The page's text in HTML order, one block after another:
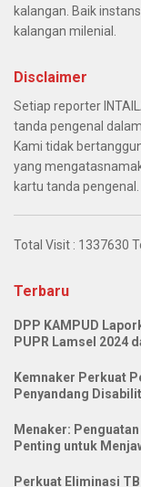
kalangan. Baik
kalangan milenial.
Disclaimer
Setiap reporter
tanda pengenal
Kami tidak
yang
kartu tanda pengenal.
Total Visit : 1337630
Terbaru
DPP KAMPUD
PUPR Lamsel 2024
Kemnaker Perkuat
Penyandang
Menaker:
Penting untuk
Perkuat Eliminasi